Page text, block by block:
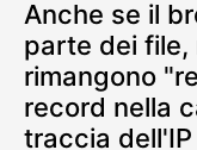
Anche se il
parte dei file,
rimangono
record nella
traccia